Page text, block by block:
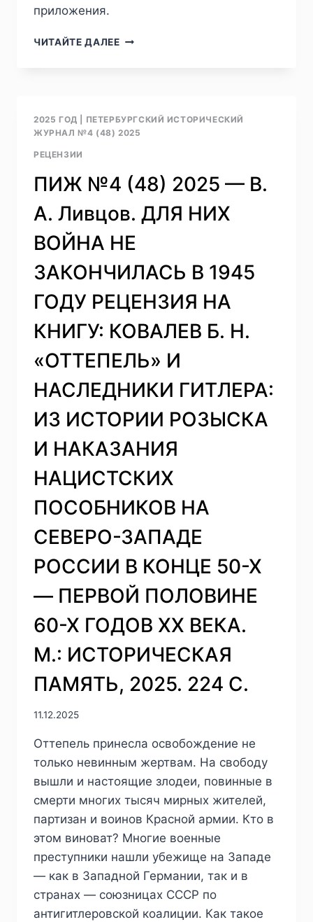
приложения.
ЧИТАЙТЕ ДАЛЕЕПИЖ
ПОДЛЕЖИТ.
НА
ДОКУМЕНТОВ
СРОКА
БЕЛАРУСЬ:
НАЦИСТОВ
ИХ
ПРОТИВ
НАСЕЛЕНИЯ
ОККУПИРОВАННОЙ
БССР
ГОДЫ
ОТЕЧЕСТВЕННОЙ
2025 ГОД
ПЕТЕРБУРГСКИЙ ИСТОРИЧЕСКИЙ
ЖУРНАЛ №4 (48) 2025
РЕЦЕНЗИИ
ПИЖ №4 (48) 2025 — В.
А. Ливцов. ДЛЯ НИХ
ВОЙНА НЕ
ЗАКОНЧИЛАСЬ В 1945
ГОДУ РЕЦЕНЗИЯ НА
КНИГУ: КОВАЛЕВ Б. Н.
«ОТТЕПЕЛЬ» И
НАСЛЕДНИКИ ГИТЛЕРА:
ИЗ ИСТОРИИ РОЗЫСКА
И НАКАЗАНИЯ
НАЦИСТСКИХ
ПОСОБНИКОВ НА
СЕВЕРО-ЗАПАДЕ
РОССИИ В КОНЦЕ 50-Х
— ПЕРВОЙ ПОЛОВИНЕ
60-Х ГОДОВ ХХ ВЕКА.
М.: ИСТОРИЧЕСКАЯ
ПАМЯТЬ, 2025. 224 С.
11.12.2025
Оттепель принесла освобождение не
только невинным жертвам. На свободу
вышли и настоящие злодеи, повинные в
смерти многих тысяч мирных жителей,
партизан и воинов Красной армии. Кто в
этом виноват? Многие военные
преступники нашли убежище на Западе
— как в Западной Германии, так и в
странах — союзницах СССР по
антигитлеровской коалиции. Как такое